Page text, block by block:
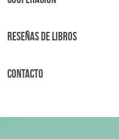
Reseñas de libros
Contacto